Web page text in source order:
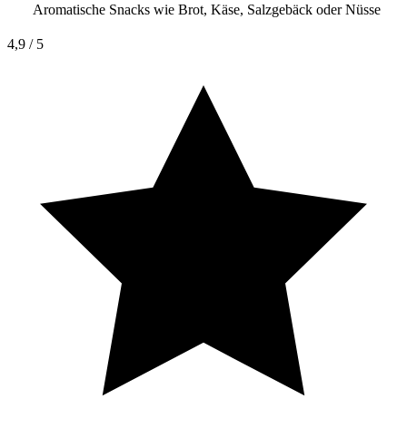
Aromatische Snacks wie Brot, Käse, Salzgebäck oder Nüsse
4,9 / 5